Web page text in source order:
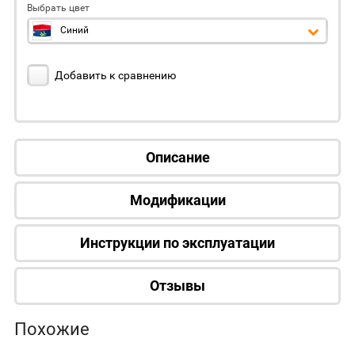
Выбрать цвет
Синий
Добавить к сравнению
Описание
Модификации
Инструкции по эксплуатации
Отзывы
Похожие